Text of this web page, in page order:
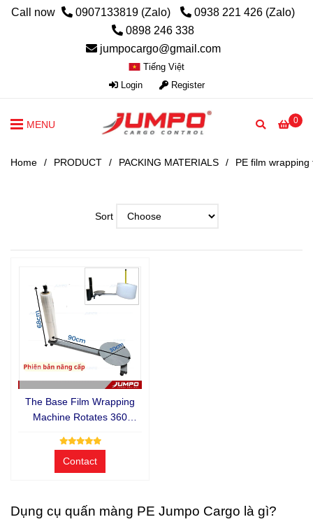
Call now 0907133819 (Zalo)
0938 221 426 (Zalo)
0898 246 338
jumpocargo@gmail.com
Tiếng Việt
Login
Register
0
MENU
Home / PRODUCT / PACKING MATERIALS / PE film wrapping
Sort
The Base Film Wrapping
Machine Rotates 360
Contact
Dụng cụ quấn màng PE Jumpo Cargo là gì?